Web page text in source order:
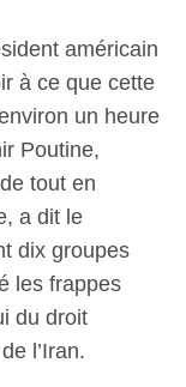
américain
à ce que cette
un heure
Poutine,
tout en
a dit le
dix groupes
les frappes
du droit
l’Iran.